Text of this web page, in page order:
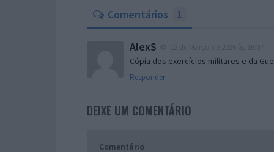
Comentários 1
AlexS
Cópia dos exercícios militares e da
Responder
DEIXE UM COMENTÁRIO
Comentário